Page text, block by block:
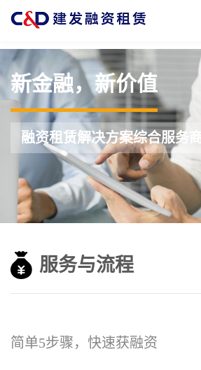
新金融，新价值
融资租赁解决方案综合服务商
服务与流程
简单5步骤，快速获融资